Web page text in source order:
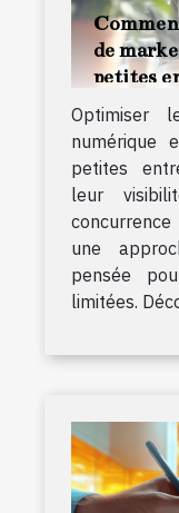
de
petites
Optimiser
numérique
petites
leur
une
pensée
limitées.